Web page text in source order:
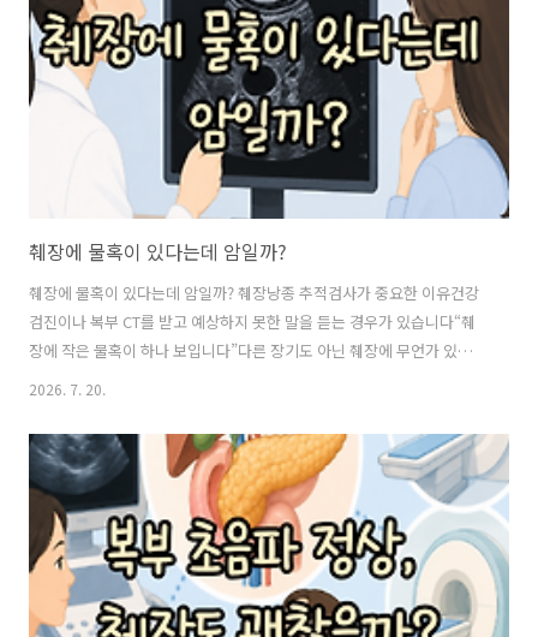
인이 필요한 경우는 어떻게 다른지 알아보겠습니다 턱에서 ‘딱’ 소리, 뼈
끼리 부딪히는 걸까?턱관절은 귀 바로 앞쪽에 있습니다입을 벌리고 닫을
때 아..
췌장에 물혹이 있다는데 암일까?
췌장에 물혹이 있다는데 암일까? 췌장낭종 추적검사가 중요한 이유건강
검진이나 복부 CT를 받고 예상하지 못한 말을 듣는 경우가 있습니다“췌
장에 작은 물혹이 하나 보입니다”다른 장기도 아닌 췌장에 무언가 있다
는 말을 들으면 가장 먼저 췌장암부터 떠올리기 쉽습니다특히 특별한 증
더 불안해집니다“암이 아니라면 왜 계속 검사를 받아야 하는 걸까?”췌장
의 물혹은 흔히 췌장낭종이라고 부르는데, 발견됐다고 해서 모두 암을 의
미하는 것은 아닙니다중요한 것은 물혹이 있다는 사실 하나가 아니라 어
떤 종류인지, 시간이 지나면서 어떤 변화가 나타나는지입니다 췌장에 물
혹이 생기면 모두 암으로 변할까?결론부터 말하면 그렇지 않습니다췌장
낭종에는 여러 종류가 있으며..
2026. 7. 20.